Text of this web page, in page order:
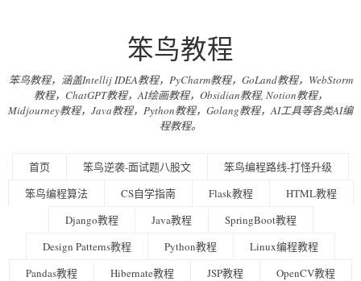
笨鸟教程
笨鸟教程，涵盖Intellij IDEA教程，PyCharm教程，GoLand教程，WebStorm
教程，ChatGPT教程，AI绘画教程，Obsidian教程, Notion教程，
Midjourney教程，Java教程，Python教程，Golang教程，AI工具等各类AI编
程教程。
首页 笨鸟逆袭-面试题八股文
笨鸟编程路线-打怪升级
笨鸟编程算法
CS自学指南 Flask教程
HTML教程
Django教程
Java教程
SpringBoot教程
Design Patterns教程
Python教程
Linux编程教程
Pandas教程
Hibernate教程 JSP教程
OpenCV教程